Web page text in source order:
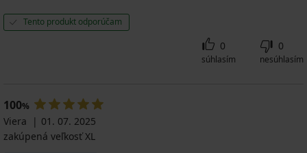
Tento produkt odporúčam
0
súhlasím
0
nesúhlasím
100%
Viera
01. 07. 2025
zakúpená veľkosť XL